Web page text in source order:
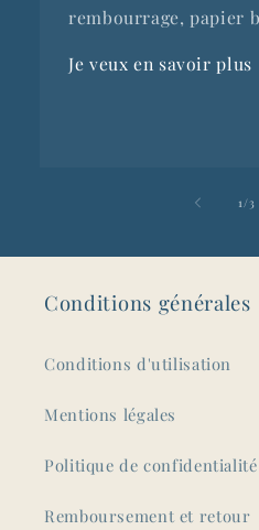
rembourrage, papier
Je veux en savoir plus
1 /de3
Conditions générales
Conditions d'utilisation
Mentions légales
Politique de confidentialité
Remboursement et retour